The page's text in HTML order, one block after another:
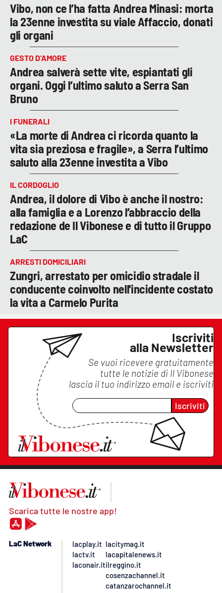
Vibo, non ce l’ha fatta Andrea Minasi: morta
la 23enne investita su viale Affaccio, donati
gli organi
GESTO D’AMORE
Andrea salverà sette vite, espiantati gli
organi. Oggi l’ultimo saluto a Serra San
Bruno
I FUNERALI
«La morte di Andrea ci ricorda quanto la
vita sia preziosa e fragile», a Serra l’ultimo
saluto alla 23enne investita a Vibo
IL CORDOGLIO
Andrea, il dolore di Vibo è anche il nostro:
alla famiglia e a Lorenzo l’abbraccio della
redazione de Il Vibonese e di tutto il Gruppo
LaC
ARRESTI DOMICILIARI
Zungri, arrestato per omicidio stradale il
conducente coinvolto nell'incidente costato
la vita a Carmelo Purita
Iscriviti
alla Newsletter
Se vuoi ricevere gratuitamente
tutte le notizie di Il Vibonese
lascia il tuo indirizzo email e iscriviti
Iscriviti
Scarica tutte le nostre app!
LaC Network
lacplay.it
lactv.it
laconair.it
lacitymag.it
lacapitalenews.it
ilreggino.it
cosenzachannel.it
catanzarochannel.it